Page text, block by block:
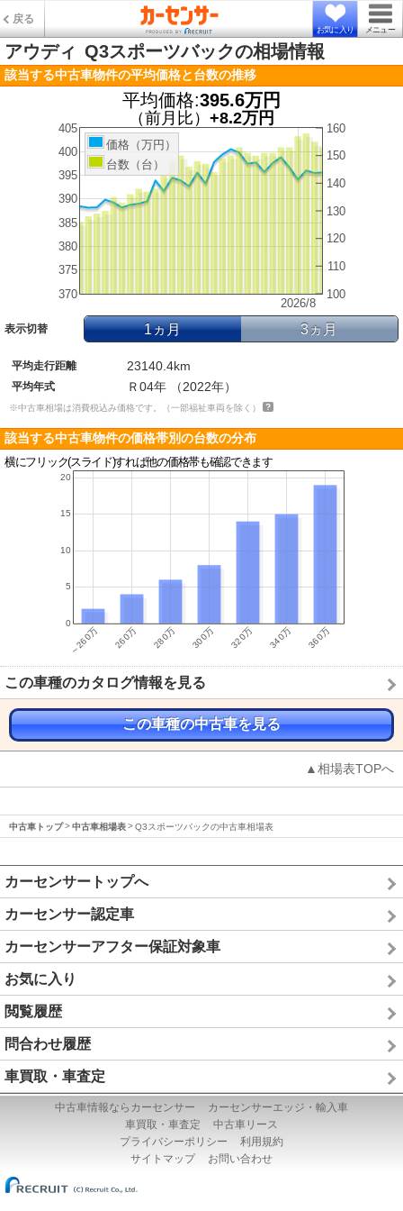
戻る
お気に入り メニュー
アウディ Q3スポーツバックの相場情報
該当する中古車物件の平均価格と台数の推移
平均価格:395.6万円
（前月比） +8.2万円
2026/8
370
375
380
385
390
395
400
405
100
110
120
130
140
150
160
価格（万円）
台数（台）
表示切替 1ヵ月 3ヵ月
平均走行距離 23140.4km
平均年式 Ｒ04年 （2022年）
※中古車相場は消費税込み価格です。（一部福祉車両を除く）
該当する中古車物件の価格帯別の台数の分布
横にフリック(スライド)すれば他の価格帯も確認できます
この車種のカタログ情報を見る
この車種の中古車を見る
▲相場表TOPへ
中古車トップ 中古車相場表 Q3スポーツバックの中古車相場表
カーセンサートップへ
カーセンサー認定車
カーセンサーアフター保証対象車
お気に入り
閲覧履歴
問合わせ履歴
車買取・車査定
中古車情報ならカーセンサー
カーセンサーエッジ・輸入車
車買取・車査定
中古車リース
プライバシーポリシー
利用規約
サイトマップ
お問い合わせ